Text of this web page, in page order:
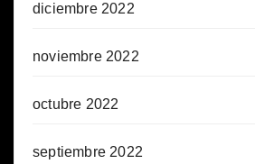
diciembre 2022
noviembre 2022
octubre 2022
septiembre 2022